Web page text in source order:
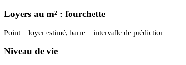
Loyers au m² : fourchette
Point = loyer estimé, barre = intervalle de prédiction
Niveau de vie